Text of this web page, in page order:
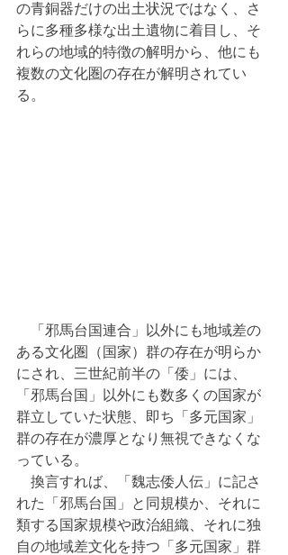
の青銅器だけの出土状況ではなく、さ
らに多種多様な出土遺物に着目し、そ
れらの地域的特徴の解明から、他にも
複数の文化圏の存在が解明されてい
る。
「邪馬台国連合」以外にも地域差の
ある文化圏（国家）群の存在が明らか
にされ、三世紀前半の「倭」には、
「邪馬台国」以外にも数多くの国家が
群立していた状態、即ち「多元国家」
群の存在が濃厚となり無視できなくな
っている。
換言すれば、「魏志倭人伝」に記さ
れた「邪馬台国」と同規模か、それに
類する国家規模や政治組織、それに独
自の地域差文化を持つ「多元国家」群